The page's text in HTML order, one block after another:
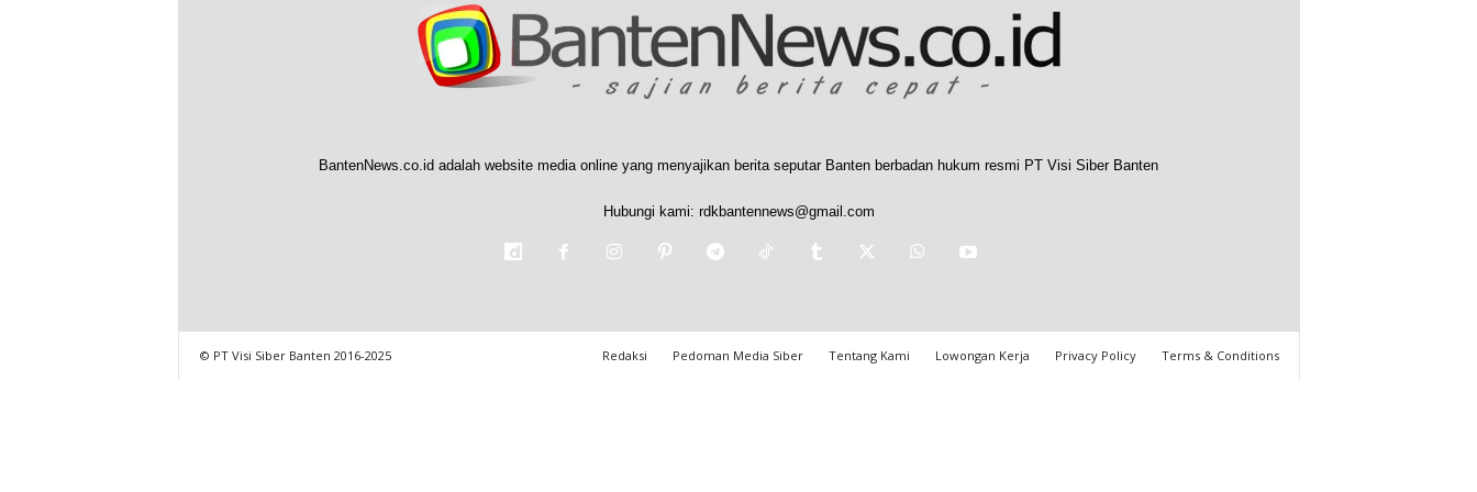
BantenNews.co.id adalah website media online yang menyajikan berita seputar Banten berbadan hukum resmi PT Visi Siber Banten
Hubungi kami: rdkbantennews@gmail.com
Redaksi Pedoman Media Siber Tentang Kami Lowongan Kerja Privacy Policy Terms & Conditions
© PT Visi Siber Banten 2016-2025